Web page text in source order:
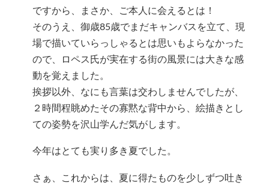
ですから、まさか、ご本人に会えるとは！
そのうえ、御歳85歳でまだキャンバスを立て、現
場で描いていらっしゃるとは思いもよらなかった
ので、ロペス氏が実在する街の風景には大きな感
動を覚えました。
挨拶以外、なにも言葉は交わしませんでしたが、
２時間程眺めたその寡黙な背中から、絵描きとし
ての姿勢を沢山学んだ気がします。
今年はとても実り多き夏でした。
さぁ、これからは、夏に得たものを少しずつ吐き